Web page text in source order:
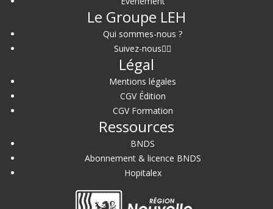
Le Groupe LEH
Qui sommes-nous ?
Suivez-nous
Légal
Mentions légales
CGV Édition
CGV Formation
Ressources
BNDS
Abonnement & licence BNDS
Hopitalex